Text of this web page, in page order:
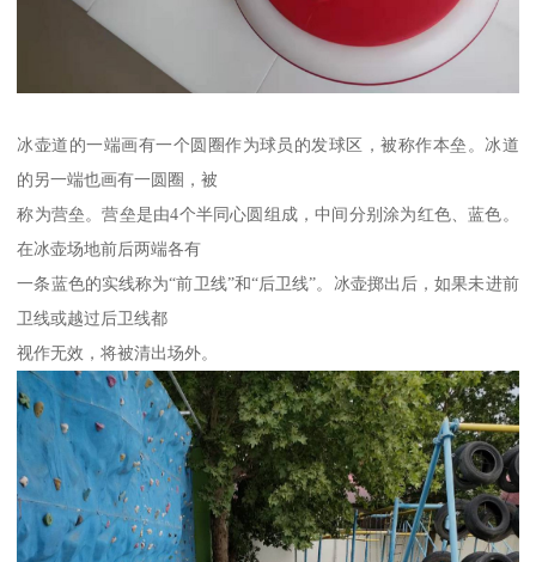
冰壶道的一端画有一个圆圈作为球员的发球区，被称作本垒。冰道
的另一端也画有一圆圈，被
称为营垒。营垒是由4个半同心圆组成，中间分别涂为红色、蓝色。
在冰壶场地前后两端各有
一条蓝色的实线称为“前卫线”和“后卫线”。冰壶掷出后，如果未进前
卫线或越过后卫线都
视作无效，将被清出场外。